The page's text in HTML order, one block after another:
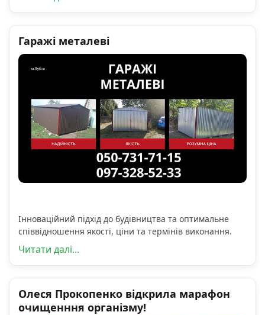
Гаражі металеві
Інноваційний підхід до будівництва та оптимальне
співвідношення якості, ціни та термінів виконання.
Читати далі...
Олеся Прокопенко відкрила марафон
очищенння організму!